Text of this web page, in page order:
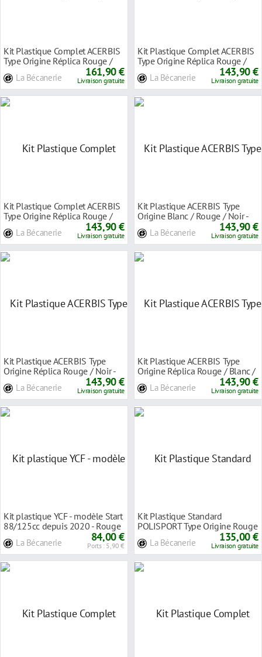
Kit Plastique Complet ACERBIS
Type Origine Réplica Rouge /
La Bécanerie 161,90 €
Livraison gratuite
Kit Plastique Complet ACERBIS
Type Origine Réplica Rouge /
La Bécanerie 143,90 €
Livraison gratuite
Kit Plastique Complet ACERBIS
Type Origine Réplica Rouge /
La Bécanerie 143,90 €
Livraison gratuite
Kit Plastique ACERBIS Type
Origine Blanc / Rouge / Noir -
La Bécanerie 143,90 €
Livraison gratuite
Kit Plastique ACERBIS Type
Origine Réplica Rouge / Noir -
La Bécanerie 143,90 €
Livraison gratuite
Kit Plastique ACERBIS Type
Origine Réplica Rouge / Blanc /
La Bécanerie 143,90 €
Livraison gratuite
Kit plastique YCF - modèle Start
88/125cc depuis 2020 - Rouge
La Bécanerie 84,00 €
Ports : 5,90 €
Kit Plastique Standard
POLISPORT Type Origine Rouge
La Bécanerie 135,00 €
Livraison gratuite